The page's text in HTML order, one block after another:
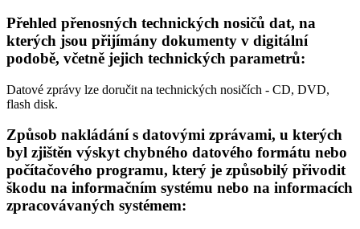
Přehled přenosných technických nosičů dat, na
kterých jsou přijímány dokumenty v digitální
podobě, včetně jejich technických parametrů:
Datové zprávy lze doručit na technických nosičích - CD, DVD,
flash disk.
Způsob nakládání s datovými zprávami, u kterých
byl zjištěn výskyt chybného datového formátu nebo
počítačového programu, který je způsobilý přivodit
škodu na informačním systému nebo na informacích
zpracovávaných systémem: